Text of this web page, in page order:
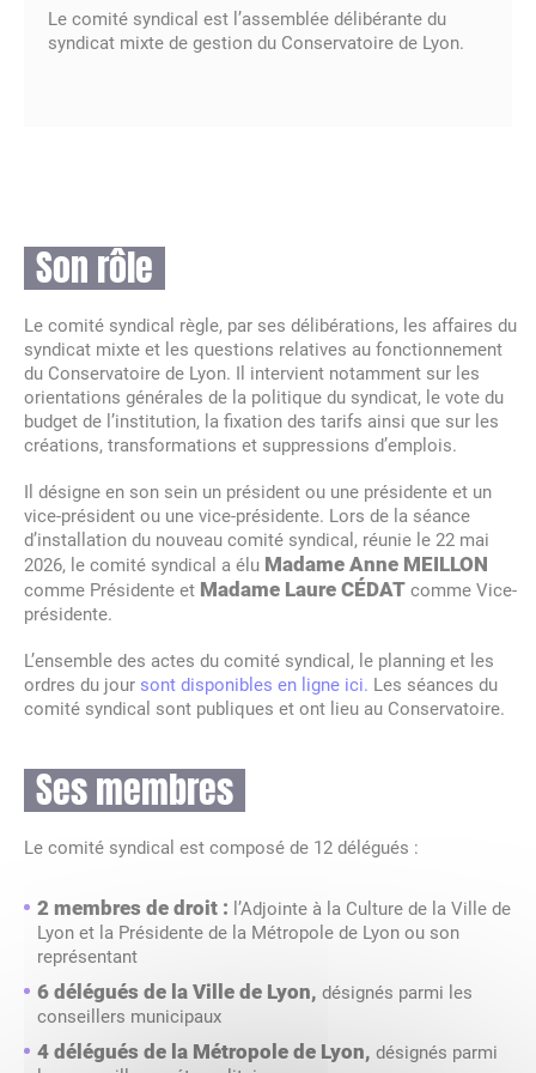
Partenaires du Conservatoire
Équipe pédagogique
Vie de l’établissement
Égalité des genres
Infos pratiques
CPES – Théâtre
La danse hors temps scolaire
Tenues Danse
Parcours amateur Culture & parcours Création
Pratiques continuées et parcours amateur
Licence aménagée « Musique et Musicologie »
CHAM – Classes à horaires aménagés
Jazz
Ensembles et orchestres
Modules/Ateliers
Recherche
Ethique de la recherche
Vie scolaire
Inscription – réinscription
Pratique continuée danse
Pratiques continuées et parcours amateur
Réinscription (tous cursus-toutes disciplines)
Le comité syndical est l’assemblée délibérante du
syndicat mixte de gestion du Conservatoire de Lyon.
Son rôle
Le comité syndical règle, par ses délibérations, les affaires du
syndicat mixte et les questions relatives au fonctionnement
du Conservatoire de Lyon. Il intervient notamment sur les
orientations générales de la politique du syndicat, le vote du
budget de l’institution, la fixation des tarifs ainsi que sur les
créations, transformations et suppressions d’emplois.
Il désigne en son sein un président ou une présidente et un
vice-président ou une vice-présidente. Lors de la séance
d’installation du nouveau comité syndical, réunie le 22 mai
2026, le comité syndical a élu Madame Anne MEILLON
comme Présidente et Madame Laure CÉDAT comme Vice-
présidente.
L’ensemble des actes du comité syndical, le planning et les
ordres du jour sont disponibles en ligne ici. Les séances du
comité syndical sont publiques et ont lieu au Conservatoire.
Ses membres
Le comité syndical est composé de 12 délégués :
2 membres de droit : l’Adjointe à la Culture de la Ville de
Lyon et la Présidente de la Métropole de Lyon ou son
représentant
6 délégués de la Ville de Lyon, désignés parmi les
conseillers municipaux
4 délégués de la Métropole de Lyon, désignés parmi